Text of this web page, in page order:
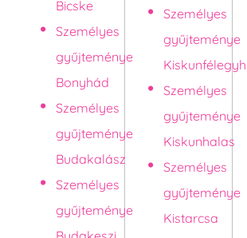
Bicske
Személyes
gyűjteménye
Bonyhád
Személyes
gyűjteménye
Budakalász
Személyes
gyűjteménye
Személyes
gyűjteménye
Személyes
gyűjteménye
Kiskunhalas
Személyes
gyűjteménye
Kistarcsa